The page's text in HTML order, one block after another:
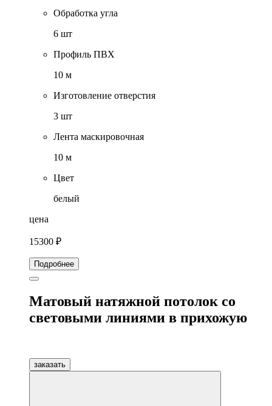
Обработка угла
6 шт
Профиль ПВХ
10 м
Изготовление отверстия
3 шт
Лента маскировочная
10 м
Цвет
белый
цена
15300 ₽
Подробнее
Матовый натяжной потолок со
световыми линиями в прихожую
заказать